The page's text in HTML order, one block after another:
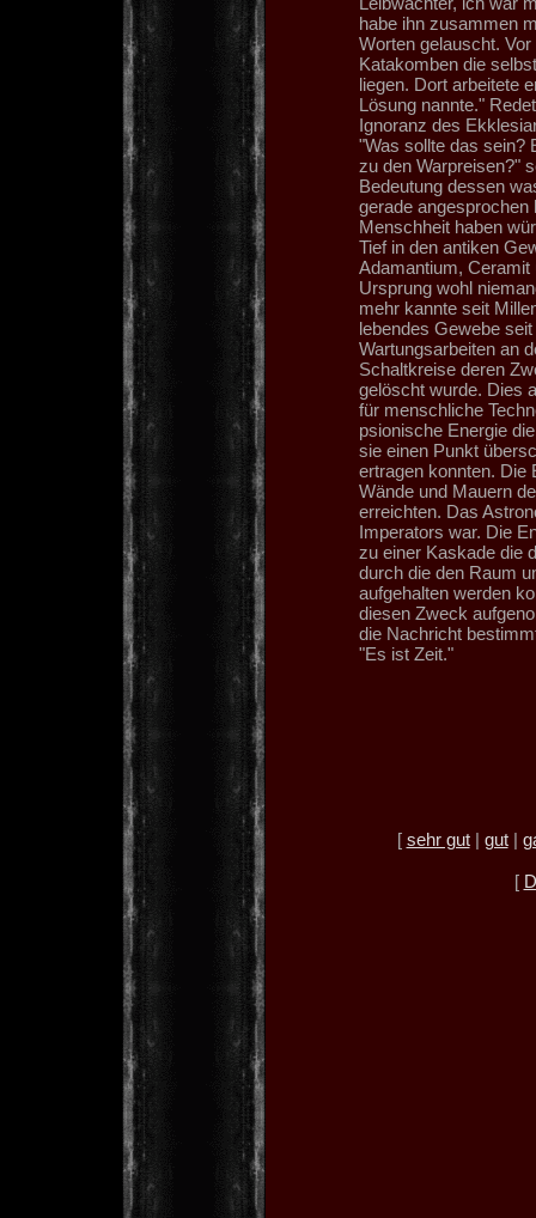
habe ihn zusammen
Worten gelauscht.
Katakomben die
liegen. Dort arbeitete
Lösung nannte."
Ignoranz des
"Was sollte das sein?
zu den Warpreisen?"
Bedeutung dessen
gerade angesprochen
Menschheit haben
Tief in den antiken
Adamantium, Ceramit
Ursprung wohl
mehr kannte seit
lebendes Gewebe
Wartungsarbeiten an
Schaltkreise deren
gelöscht wurde. Dies
für menschliche
psionische Energie
sie einen Punkt
ertragen konnten. Die
Wände und Mauern
erreichten. Das
Imperators war. Die
zu einer Kaskade die
durch die den Raum
aufgehalten werden
diesen Zweck
die Nachricht
"Es ist Zeit."
[ sehr gut| gut|
[